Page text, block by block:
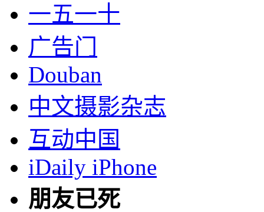
一五一十
广告门
Douban
中文摄影杂志
互动中国
iDaily iPhone
朋友已死